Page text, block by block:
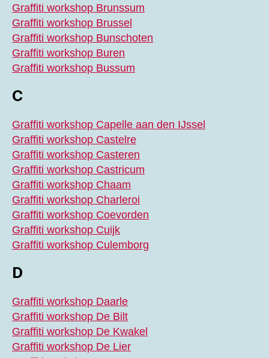
Graffiti workshop Brunssum
Graffiti workshop Brussel
Graffiti workshop Bunschoten
Graffiti workshop Buren
Graffiti workshop Bussum
C
Graffiti workshop Capelle aan den IJssel
Graffiti workshop Castelre
Graffiti workshop Casteren
Graffiti workshop Castricum
Graffiti workshop Chaam
Graffiti workshop Charleroi
Graffiti workshop Coevorden
Graffiti workshop Cuijk
Graffiti workshop Culemborg
D
Graffiti workshop Daarle
Graffiti workshop De Bilt
Graffiti workshop De Kwakel
Graffiti workshop De Lier